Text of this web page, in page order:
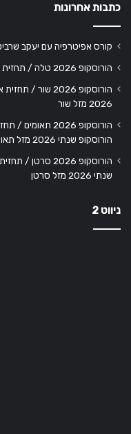
כתבות אחרונות
קורס אפיטרפיה עם יעקב
הורוסקופ 2026 טלה / תחזית אסטרולוגיה שנתית מזל טלה
הורוסקופ 2026
2026 מזל שור
הורוסקופ 2026
הורוסקופ שנתי 2026 מזל תאומים
הורוסקופ 2026
שנתי 2026 מזל סרטן
ניווט 2